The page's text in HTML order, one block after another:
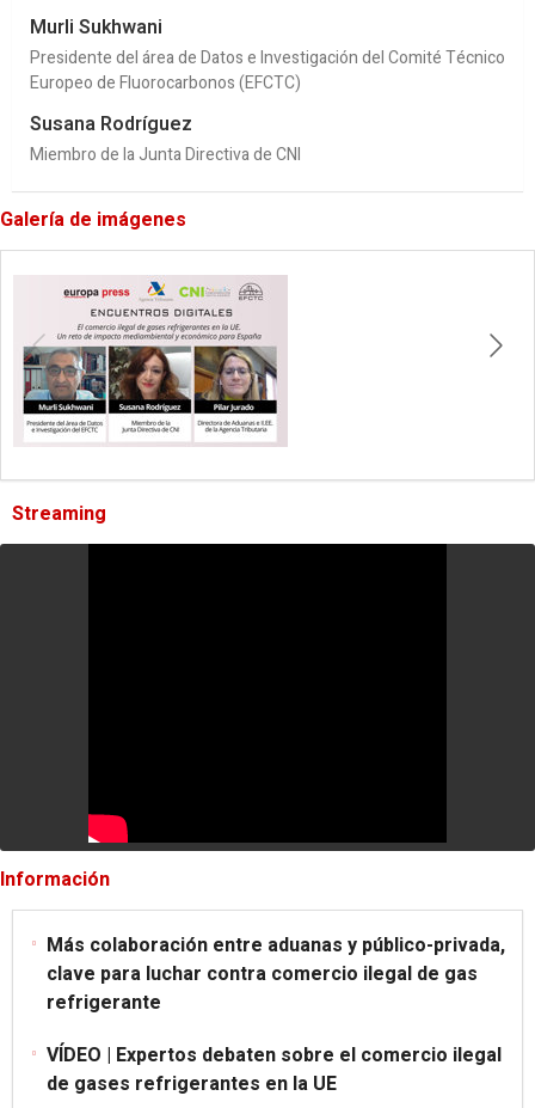
Murli Sukhwani
Presidente del área de Datos e Investigación del Comité Técnico
Europeo de Fluorocarbonos (EFCTC)
Susana Rodríguez
Miembro de la Junta Directiva de CNI
Galería de imágenes
Streaming
Información
Más colaboración entre aduanas y público-privada,
clave para luchar contra comercio ilegal de gas
refrigerante
VÍDEO | Expertos debaten sobre el comercio ilegal
de gases refrigerantes en la UE